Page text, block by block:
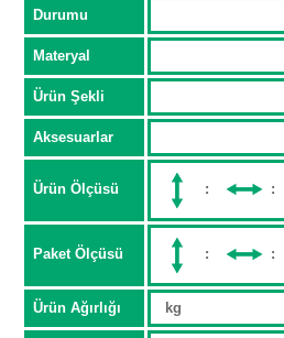
Durumu
Materyal
Ürün Şekli
Aksesuarlar
Ürün Ölçüsü : :
Paket Ölçüsü : :
Ürün Ağırlığı kg